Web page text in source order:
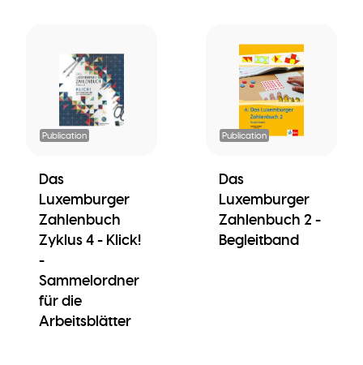
Publication
Das
Luxemburger
Zahlenbuch
Zyklus 4 - Klick!
-
Sammelordner
für die
Arbeitsblätter
Publication
Das
Luxemburger
Zahlenbuch 2 -
Begleitband